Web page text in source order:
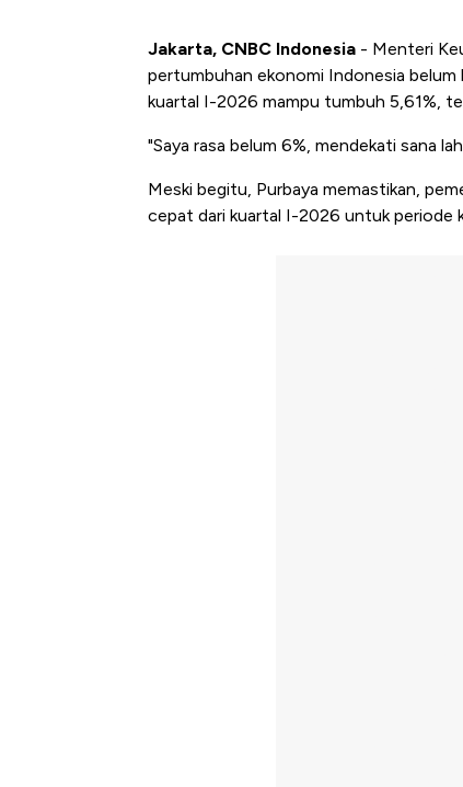
Jakarta, CNBC Indonesia - Menteri
pertumbuhan ekonomi Indonesia belum
kuartal I-2026 mampu tumbuh 5,61%,
"Saya rasa belum 6%, mendekati sana
Meski begitu, Purbaya memastikan,
cepat dari kuartal I-2026 untuk periode